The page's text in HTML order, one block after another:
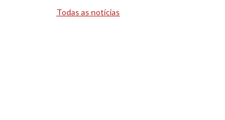
Todas as notícias